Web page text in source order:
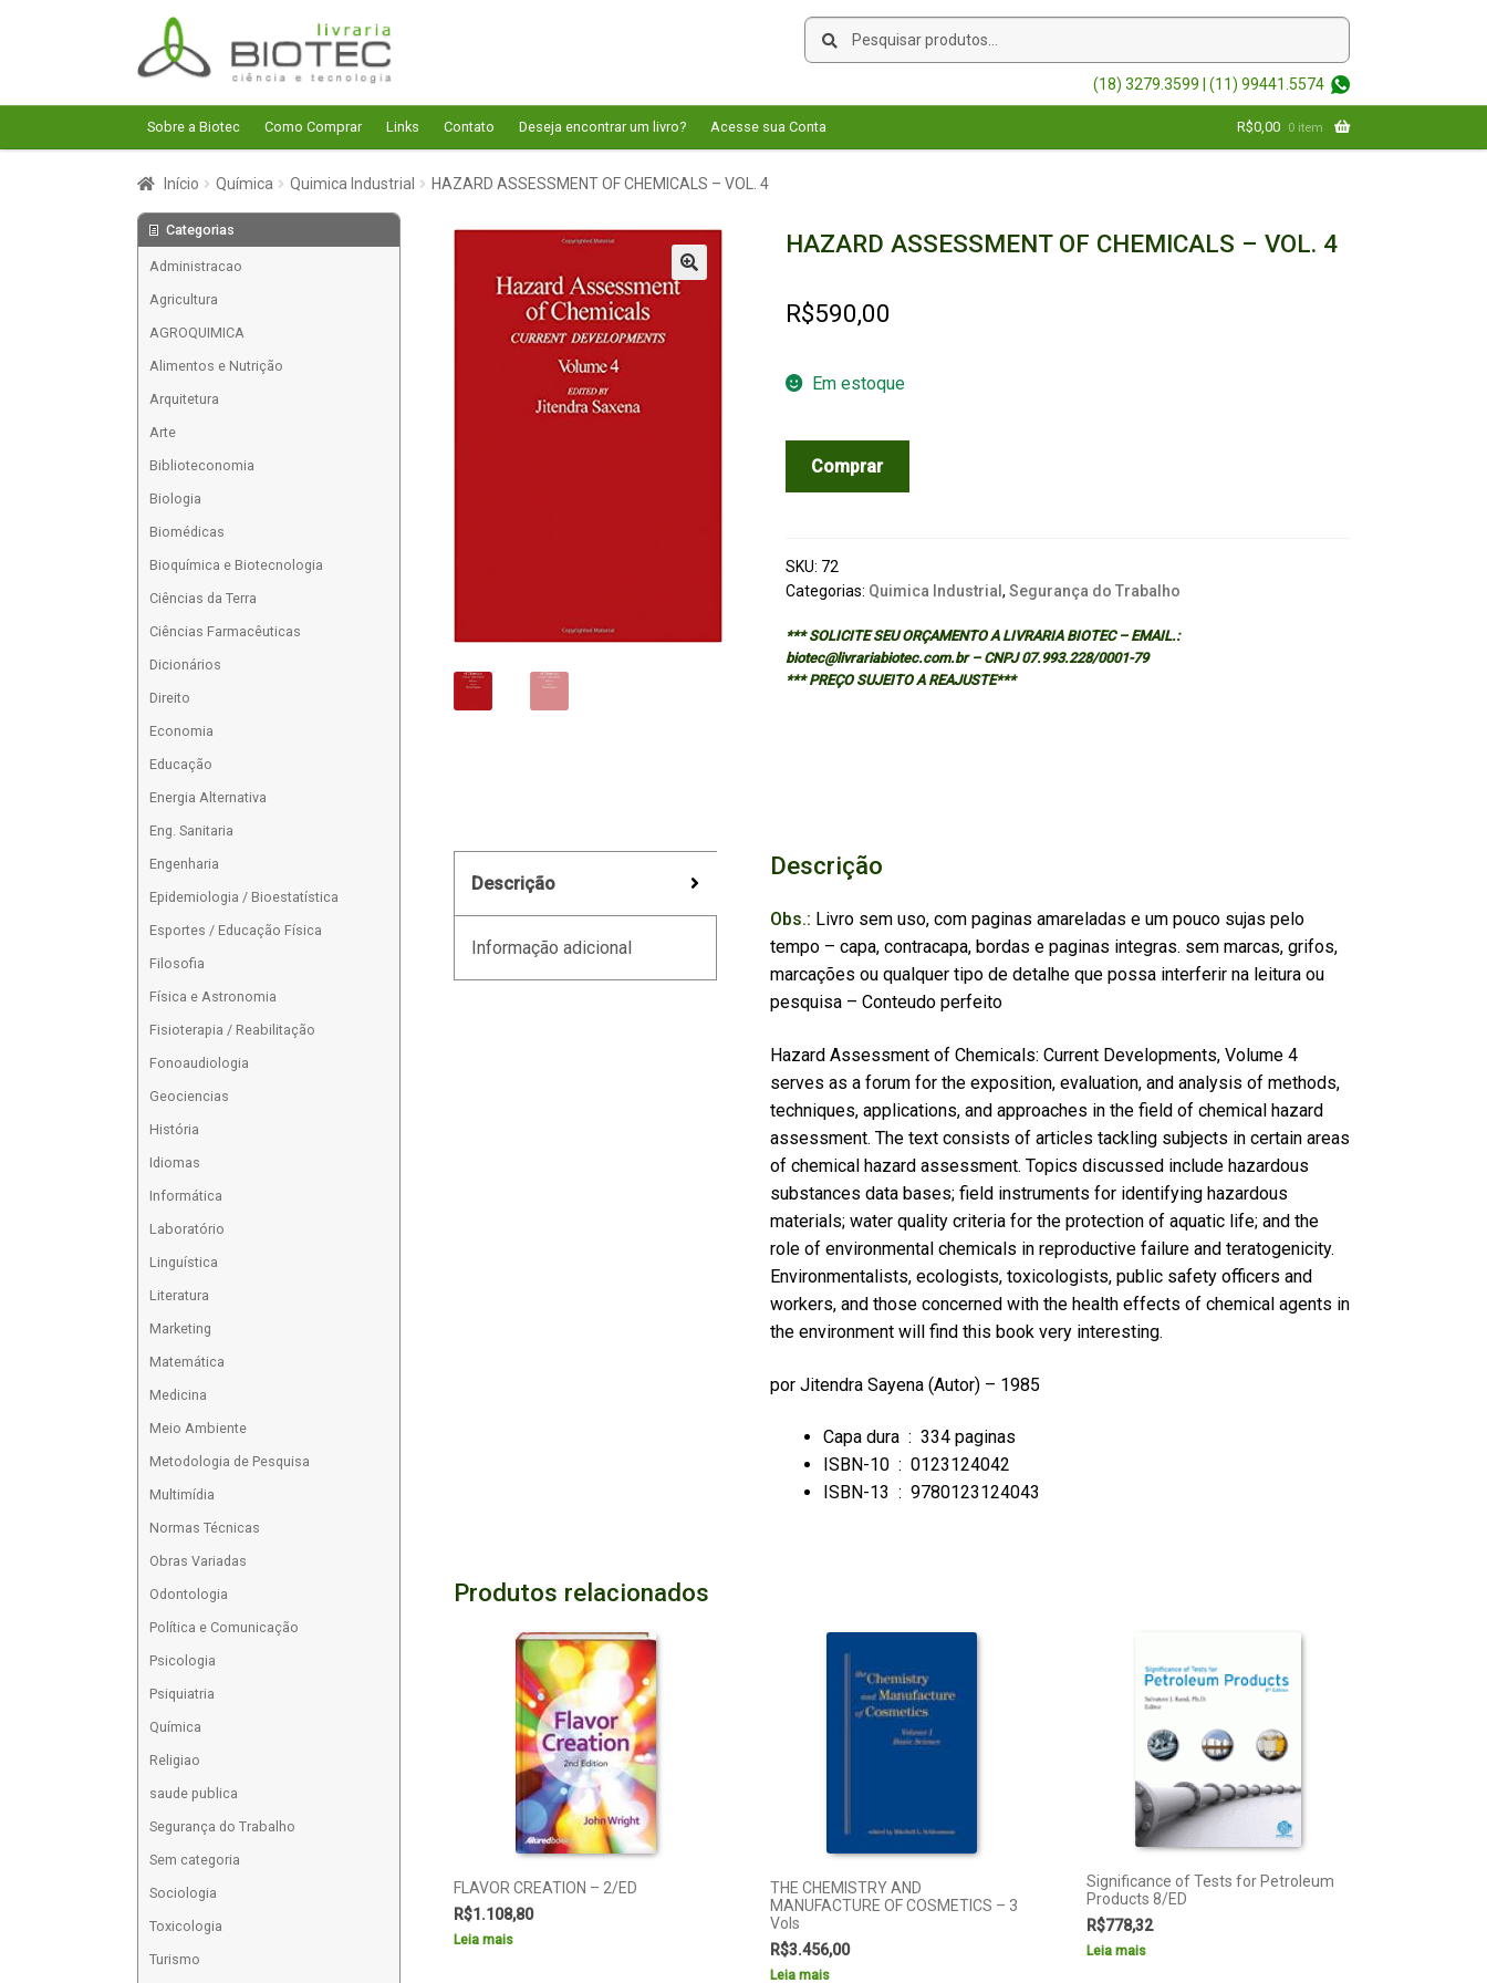
Pular
para
navegação
Pular
para
o
conteúdo
Pesquisar
Pesquisar
(18) 3279.3599 | (11) 99441.5574
Sobre a Biotec Como Comprar Links Contato Deseja encontrar um livro? Acesse sua Conta R$0,00 0 item
Início Química Quimica Industrial HAZARD ASSESSMENT OF CHEMICALS – VOL. 4
🔍
HAZARD ASSESSMENT OF CHEMICALS – VOL. 4
R$590,00
Em estoque
ASSESSMENT
-
VOL.
quantidade
Comprar
SKU: 72
Categorias: Quimica Industrial , Segurança do Trabalho
*** SOLICITE SEU ORÇAMENTO A LIVRARIA BIOTEC – EMAIL.:
biotec@livrariabiotec.com.br – CNPJ 07.993.228/0001-79
*** PREÇO SUJEITO A REAJUSTE***
Descrição
Informação adicional
Descrição
Obs.: Livro sem uso, com paginas amareladas e um pouco sujas pelo
tempo – capa, contracapa, bordas e paginas integras. sem marcas, grifos,
marcações ou qualquer tipo de detalhe que possa interferir na leitura ou
pesquisa – Conteudo perfeito
Hazard Assessment of Chemicals: Current Developments, Volume 4
serves as a forum for the exposition, evaluation, and analysis of methods,
techniques, applications, and approaches in the field of chemical hazard
assessment. The text consists of articles tackling subjects in certain areas
of chemical hazard assessment. Topics discussed include hazardous
substances data bases; field instruments for identifying hazardous
materials; water quality criteria for the protection of aquatic life; and the
role of environmental chemicals in reproductive failure and teratogenicity.
Environmentalists, ecologists, toxicologists, public safety officers and
workers, and those concerned with the health effects of chemical agents in
the environment will find this book very interesting.
por Jitendra Sayena (Autor) – 1985
Capa dura ‏ : ‎ 334 paginas
ISBN-10 ‏ : ‎ 0123124042
ISBN-13 ‏ : ‎ 9780123124043
Produtos relacionados
FLAVOR CREATION – 2/ED
R$1.108,80
Leia mais
THE CHEMISTRY AND
MANUFACTURE OF COSMETICS – 3
Vols
R$3.456,00
Leia mais
Significance of Tests for Petroleum
Products 8/ED
R$778,32
Leia mais
Categorias
Administracao
Agricultura
AGROQUIMICA
Alimentos e Nutrição
Arquitetura
Arte
Biblioteconomia
Biologia
Biomédicas
Bioquímica e Biotecnologia
Ciências da Terra
Ciências Farmacêuticas
Dicionários
Direito
Economia
Educação
Energia Alternativa
Eng. Sanitaria
Engenharia
Epidemiologia / Bioestatística
Esportes / Educação Física
Filosofia
Física e Astronomia
Fisioterapia / Reabilitação
Fonoaudiologia
Geociencias
História
Idiomas
Informática
Laboratório
Linguística
Literatura
Marketing
Matemática
Medicina
Meio Ambiente
Metodologia de Pesquisa
Multimídia
Normas Técnicas
Obras Variadas
Odontologia
Política e Comunicação
Psicologia
Psiquiatria
Química
Religiao
saude publica
Segurança do Trabalho
Sem categoria
Sociologia
Toxicologia
Turismo